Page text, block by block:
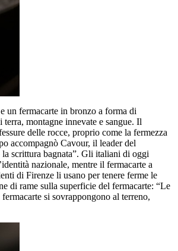
un fermacarte in bronzo a forma di
montagne innevate e sangue. Il
delle rocce, proprio come la fermezza
accompagnò Cavour, il leader del
scrittura bagnata”. Gli italiani di oggi
nazionale, mentre il fermacarte a
di Firenze li usano per tenere ferme le
di rame sulla superficie del fermacarte: “Le
si sovrappongono al terreno,